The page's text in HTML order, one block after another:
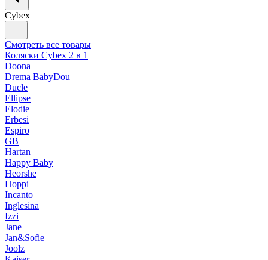
Cybex
Смотреть все товары
Коляски Cybex 2 в 1
Doona
Drema BabyDou
Ducle
Ellipse
Elodie
Erbesi
Espiro
GB
Hartan
Happy Baby
Heorshe
Hoppi
Incanto
Inglesina
Izzi
Jane
Jan&Sofie
Joolz